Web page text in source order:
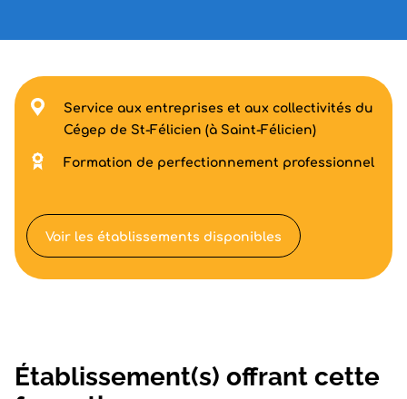
Service aux entreprises et aux collectivités du
Cégep de St-Félicien (à Saint-Félicien)
Formation de perfectionnement professionnel
Voir les établissements disponibles
Établissement(s) offrant cette